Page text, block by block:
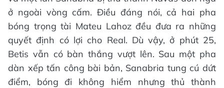
ở ngoài vòng cấm. Điều đáng nói, cả hai pha
bóng trọng tài Mateu Lahoz đều đưa ra những
quyết định có lợi cho Real. Dù vậy, ở phút 25,
Betis vẫn có bàn thắng vượt lên. Sau một pha
dàn xếp tấn công bài bản, Sanabria tung cú dứt
điểm, bóng đi không hiểm nhưng thủ thành